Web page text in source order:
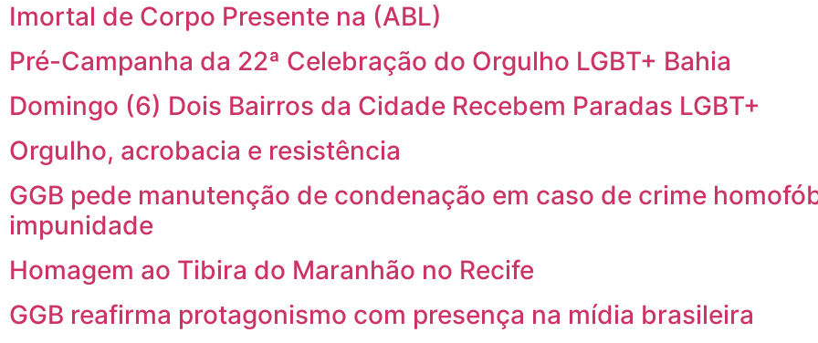
Imortal de Corpo Presente na (ABL)
Pré-Campanha da 22ª Celebração do Orgulho LGBT+ Bahia
Domingo (6) Dois Bairros da Cidade Recebem Paradas LGBT+
Orgulho, acrobacia e resistência
GGB pede manutenção de condenação em caso de crime
impunidade
Homagem ao Tibira do Maranhão no Recife
GGB reafirma protagonismo com presença na mídia brasileira